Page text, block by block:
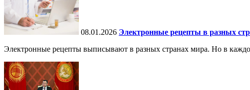
08.01.2026 Электронные рецепты в разных
Электронные рецепты выписывают в разных странах мира. Но в